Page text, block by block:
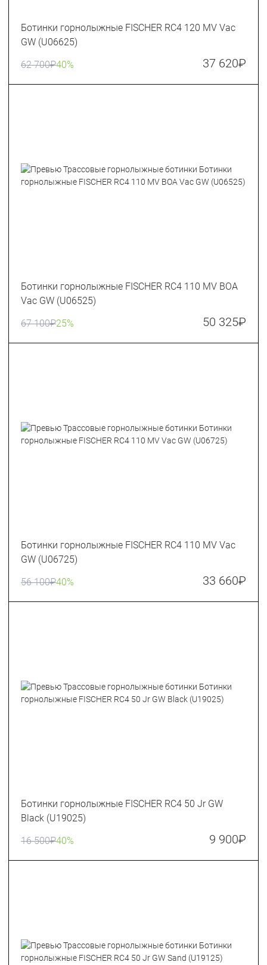
Ботинки горнолыжные FISCHER RC4 120 MV Vac
GW (U06625)
62 700₽40% 37 620₽
Ботинки горнолыжные FISCHER RC4 110 MV BOA
Vac GW (U06525)
67 100₽25% 50 325₽
Ботинки горнолыжные FISCHER RC4 110 MV Vac
GW (U06725)
56 100₽40% 33 660₽
Ботинки горнолыжные FISCHER RC4 50 Jr GW
Black (U19025)
16 500₽40% 9 900₽